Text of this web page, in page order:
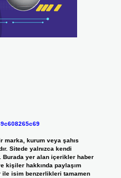
marka, kurum veya şahıs
Sitede yalnızca kendi
Burada yer alan içerikler haber
kişiler hakkında paylaşım
ile isim benzerlikleri tamamen